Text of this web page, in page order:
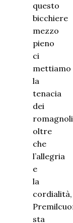
questo
bicchiere
mezzo
pieno
ci
mettiamo
la
tenacia
dei
romagnoli
oltre
che
l’allegria
e
la
cordialità,
sta